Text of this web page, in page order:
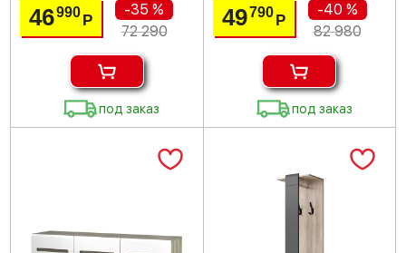
46990Р
-35 %
72 290
под заказ
49790 Р
-40 %
82 980
под заказ